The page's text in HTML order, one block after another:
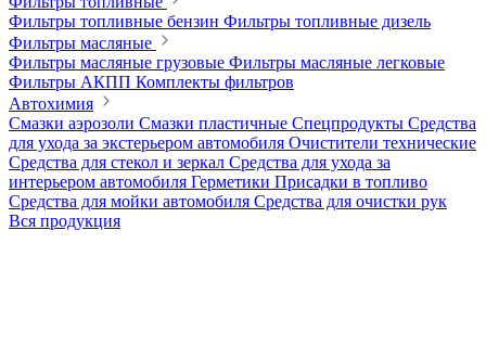
Фильтры топливные бензин Фильтры топливные дизель
Фильтры масляные
Фильтры масляные грузовые Фильтры масляные легковые
Фильтры АКПП Комплекты фильтров
Автохимия
Смазки аэрозоли Смазки пластичные Спецпродукты Средства
для ухода за экстерьером автомобиля Очистители технические
Средства для стекол и зеркал Средства для ухода за
интерьером автомобиля Герметики Присадки в топливо
Средства для мойки автомобиля Средства для очистки рук
Вся продукция